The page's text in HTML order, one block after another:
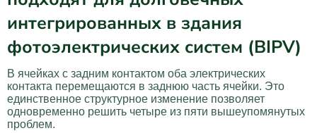
интегрированных в здания
фотоэлектрических систем (BIPV)
В ячейках с задним контактом оба электрических
контакта перемещаются в заднюю часть ячейки. Это
единственное структурное изменение позволяет
одновременно решить четыре из пяти вышеупомянутых
проблем.